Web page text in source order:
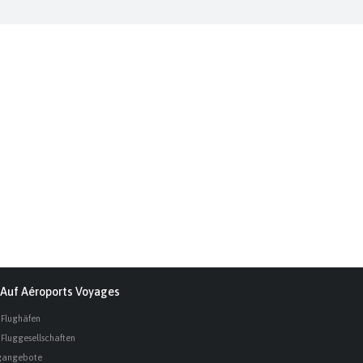
Auf Aéroports Voyages
Fluggesellschaften